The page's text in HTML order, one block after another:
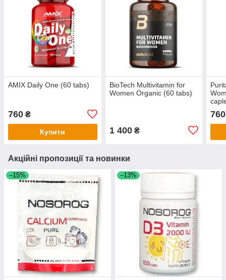
AMIX Daily One (60 tabs)
760 ₴
Купити
BioTech Multivitamin for
Women Organic (60 tabs)
1 400₴
760
Акційні пропозиції та новинки
–15% –13%